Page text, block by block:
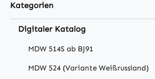
Kategorien
Digitaler Katalog
MDW 514S ab BJ91
MDW 524 (Variante Weißrussland)